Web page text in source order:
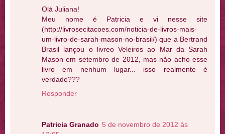
Olá Juliana!
Meu nome é Patricia e vi nesse site
(http://livrosecitacoes.com/noticia-de-livros-mais-
um-livro-de-sarah-mason-no-brasil/) que a Bertrand
Brasil lançou o livreo Veleiros ao Mar da Sarah
Mason em setembro de 2012, mas não acho esse
livro em nenhum lugar... isso realmente é
verdade???
Responder
Patricia Granado 5 de novembro de 2012 às